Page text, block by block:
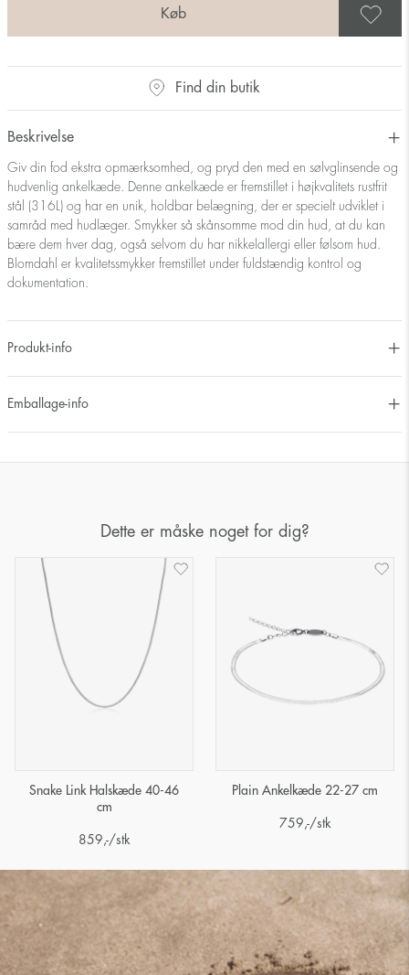
Find din butik
Beskrivelse
Giv din fod ekstra opmærksomhed, og pryd den med en sølvglinsende og
hudvenlig ankelkæde. Denne ankelkæde er fremstillet i højkvalitets rustfrit
stål (316L) og har en unik, holdbar belægning, der er specielt udviklet i
samråd med hudlæger. Smykker så skånsomme mod din hud, at du kan
bære dem hver dag, også selvom du har nikkelallergi eller følsom hud.
Blomdahl er kvalitetssmykker fremstillet under fuldstændig kontrol og
dokumentation.
Produkt-info
Emballage-info
Dette er måske noget for dig?
Snake Link Halskæde 40-46
cm
859 ,-/stk
Plain Ankelkæde 22-27 cm
759 ,-/stk